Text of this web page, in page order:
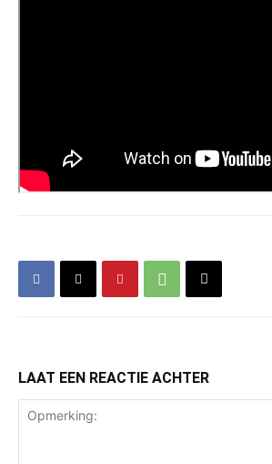
LAAT EEN REACTIE ACHTER